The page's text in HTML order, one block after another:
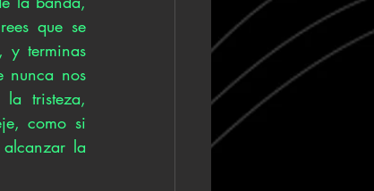
que se
y terminas
nunca nos
tristeza,
como si
la